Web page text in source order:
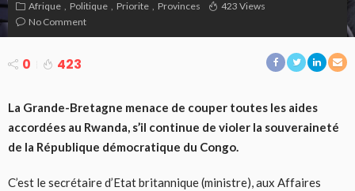
Afrique Politique Priorite Provinces
423 Views
No Comment
0 423
La Grande-Bretagne menace de couper toutes les aides
accordées au Rwanda, s’il continue de violer la souveraineté
de la République démocratique du Congo.
C’est le secrétaire d’Etat britannique (ministre), aux Affaires